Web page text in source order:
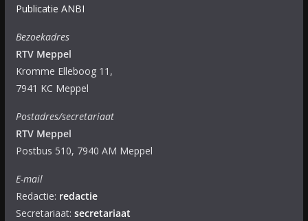
Publicatie ANBI
Bezoekadres
RTV Meppel
Kromme Elleboog 11,
7941 KC Meppel
Postadres/secretariaat
RTV Meppel
Postbus 510, 7940 AM Meppel
E-mail
Redactie: redactie
Secretariaat: secretariaat